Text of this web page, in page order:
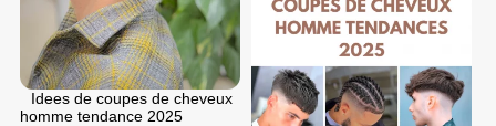
Idees de coupes de cheveux
homme tendance 2025